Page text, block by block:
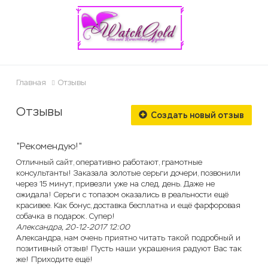
Главная Отзывы
Отзывы Создать новый отзыв
"Рекомендую!"
Отличный сайт, оперативно работают, грамотные
консультанты! Заказала золотые серьги дочери, позвонили
через 15 минут, привезли уже на след. день. Даже не
ожидала! Серьги с топазом оказались в реальности ещё
красивее. Как бонус, доставка бесплатна и ещё фарфоровая
собачка в подарок. Супер!
Александра, 20-12-2017 12:00
Александра, нам очень приятно читать такой подробный и
позитивный отзыв! Пусть наши украшения радуют Вас так
же! Приходите ещё!